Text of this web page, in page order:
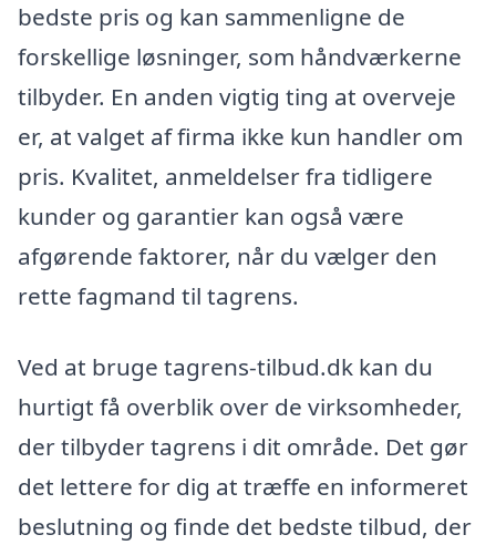
bedste pris og kan sammenligne de
forskellige løsninger, som håndværkerne
tilbyder. En anden vigtig ting at overveje
er, at valget af firma ikke kun handler om
pris. Kvalitet, anmeldelser fra tidligere
kunder og garantier kan også være
afgørende faktorer, når du vælger den
rette fagmand til tagrens.
Ved at bruge tagrens-tilbud.dk kan du
hurtigt få overblik over de virksomheder,
der tilbyder tagrens i dit område. Det gør
det lettere for dig at træffe en informeret
beslutning og finde det bedste tilbud, der